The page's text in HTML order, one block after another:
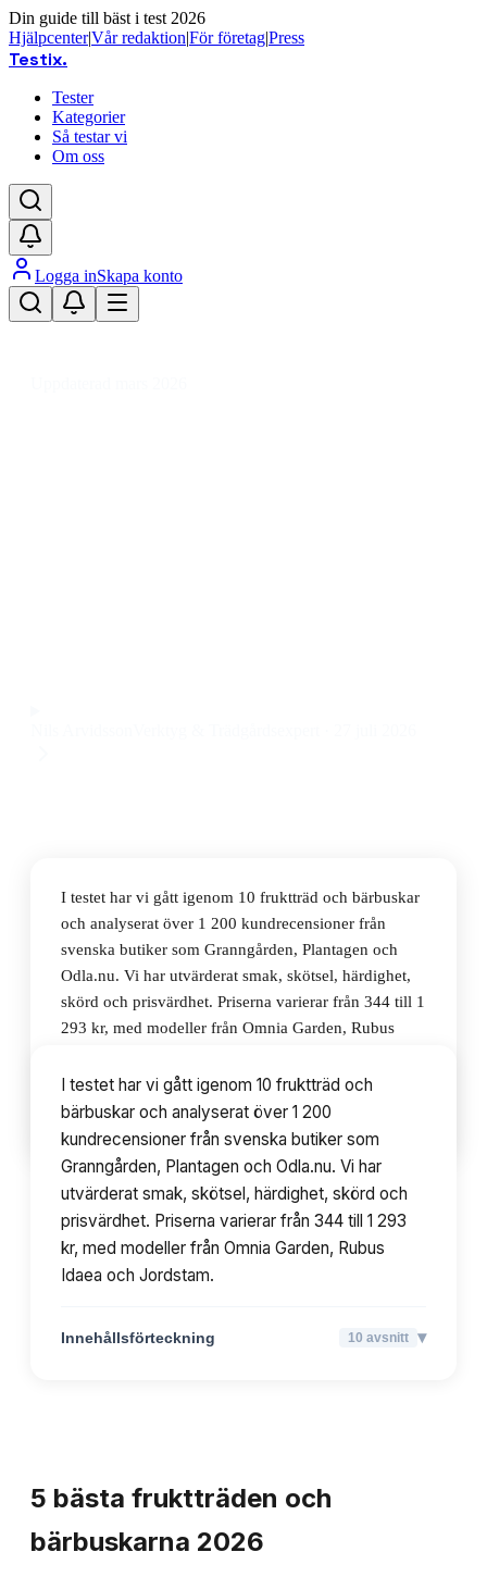
Din guide till bäst i test 2026
Hjälpcenter|Vår redaktion|För företag|Press
Testix.
Tester
Kategorier
Så testar vi
Om oss
Logga inSkapa konto
I testet har vi gått igenom 10 fruktträd och bärbuskar
och analyserat över 1 200 kundrecensioner från
svenska butiker som Granngården, Plantagen och
Odla.nu. Vi har utvärderat smak, skötsel, härdighet,
skörd och prisvärdhet. Priserna varierar från 344 till 1
293 kr, med modeller från Omnia Garden, Rubus
Innehållsförteckning
I testet har vi gått igenom 10 fruktträd och
bärbuskar och analyserat över 1 200
kundrecensioner från svenska butiker som
Granngården, Plantagen och Odla.nu. Vi har
utvärderat smak, skötsel, härdighet, skörd och
prisvärdhet. Priserna varierar från 344 till 1 293
kr, med modeller från Omnia Garden, Rubus
Idaea och Jordstam.
Innehållsförteckning 10 avsnitt ▾
5 bästa fruktträden och
bärbuskarna 2026